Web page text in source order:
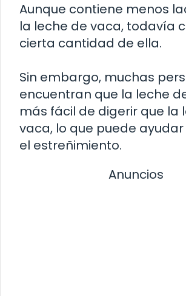
Aunque contiene menos
la leche de vaca, todavía
cierta cantidad de ella.
Sin embargo, muchas
encuentran que la leche
más fácil de digerir que la
vaca, lo que puede
el estreñimiento.
Anuncios